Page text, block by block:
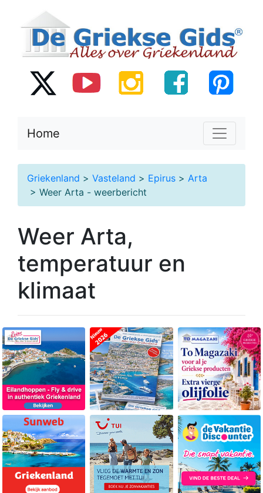
Home
Griekenland > Vasteland > Epirus > Arta
> Weer Arta - weerbericht
Weer Arta,
temperatuur en
klimaat